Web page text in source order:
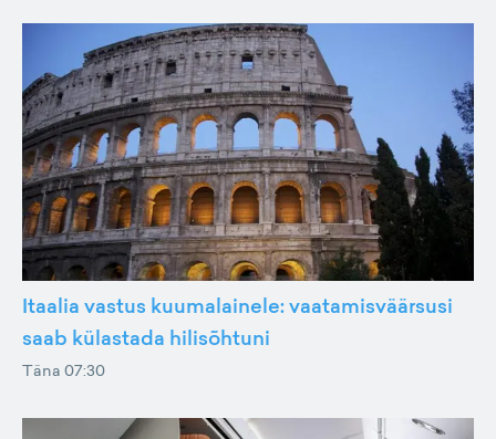
Itaalia vastus kuumalainele: vaatamisväärsusi
saab külastada hilisõhtuni
Täna 07:30